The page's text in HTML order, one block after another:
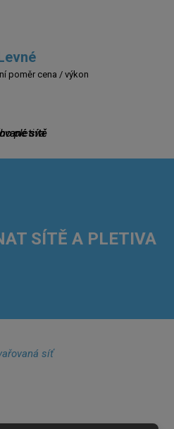
poměr cena / výkon
SÍTĚ A PLETIVA